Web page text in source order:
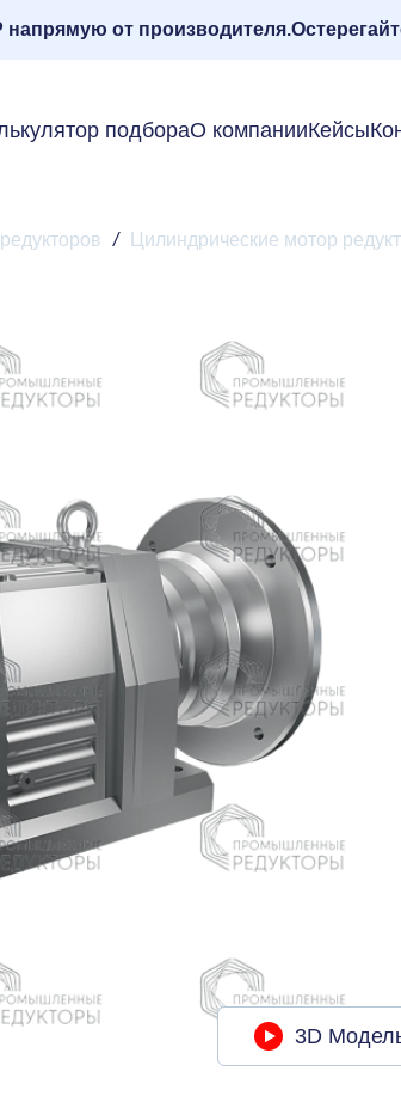
напрямую от производителя.
подбораО компанииКейсы
/ Цилиндрические мотор
3D